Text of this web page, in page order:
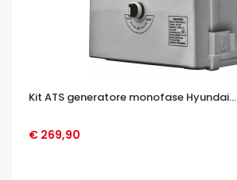
Kit ATS generatore monofase Hyundai...
€ 269,90
OCCHIATA VELOCE